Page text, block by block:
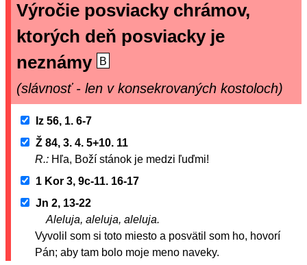
Výročie posviacky chrámov,
ktorých deň posviacky je
neznámy
B
(slávnosť - len v konsekrovaných kostoloch)
Iz 56, 1. 6-7
Ž 84, 3. 4. 5+10. 11
R.: Hľa, Boží stánok je medzi ľuďmi!
1 Kor 3, 9c-11. 16-17
Jn 2, 13-22
Aleluja, aleluja, aleluja.
Vyvolil som si toto miesto a posvätil som ho, hovorí
Pán; aby tam bolo moje meno naveky.